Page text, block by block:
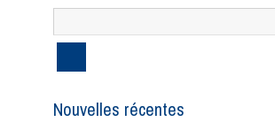
Nouvelles récentes